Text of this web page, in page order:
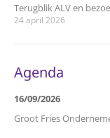
Terugblik ALV en
24 april 2026
Agenda
16/09/2026
Groot Fries